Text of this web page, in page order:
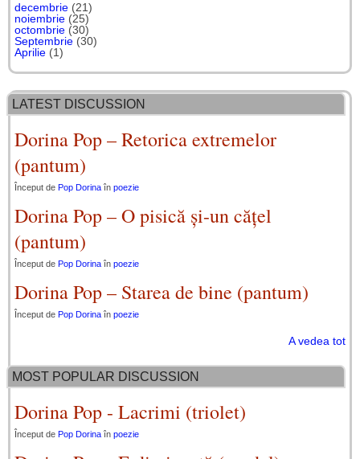
decembrie (21)
noiembrie (25)
octombrie (30)
Septembrie (30)
Aprilie (1)
LATEST DISCUSSION
Dorina Pop – Retorica extremelor
(pantum)
Început de Pop Dorina în poezie
Dorina Pop – O pisică și-un cățel
(pantum)
Început de Pop Dorina în poezie
Dorina Pop – Starea de bine (pantum)
Început de Pop Dorina în poezie
A vedea tot
MOST POPULAR DISCUSSION
Dorina Pop - Lacrimi (triolet)
Început de Pop Dorina în poezie